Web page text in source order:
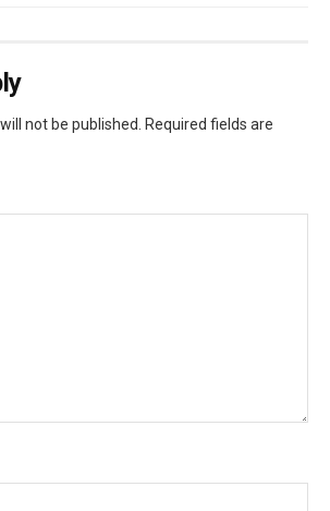
not be published.
Required fields are